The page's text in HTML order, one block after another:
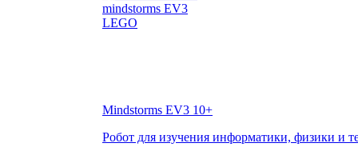
Mindstorms EV3 10+
Робот для изучения информатики, физики и